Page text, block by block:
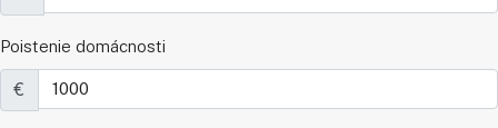
Poistenie domácnosti
€